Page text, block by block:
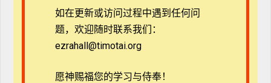
授。他撰写或与人共同撰
写了诸多书籍和论文，包
注释》（第9卷，2010）
如在更新或访问过程中遇到任何问
题，欢迎随时联系我们：
ezrahall@timotai.org
愿神赐福您的学习与侍奉！